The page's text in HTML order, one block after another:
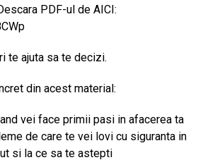
PDF-ul de AICI:
te ajuta sa te decizi.
din acest material:
vei face primii pasi in afacerea ta
de care te vei lovi cu siguranta in
si la ce sa te astepti